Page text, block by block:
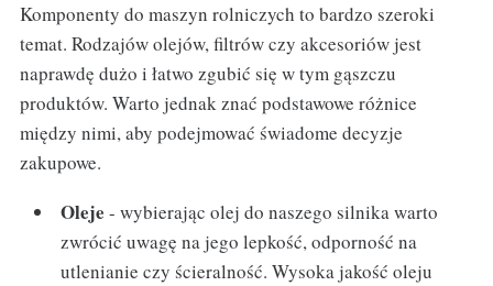
Komponenty do maszyn rolniczych to bardzo szeroki
temat. Rodzajów olejów, filtrów czy akcesoriów jest
naprawdę dużo i łatwo zgubić się w tym gąszczu
produktów. Warto jednak znać podstawowe różnice
między nimi, aby podejmować świadome decyzje
zakupowe.
Oleje - wybierając olej do naszego silnika warto
zwrócić uwagę na jego lepkość, odporność na
utlenianie czy ścieralność. Wysoka jakość oleju